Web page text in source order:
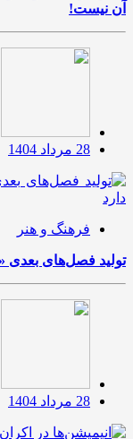
آن نیست!
28 مرداد 1404
فرهنگ و هنر
تولید فصل‌های بعدی
28 مرداد 1404